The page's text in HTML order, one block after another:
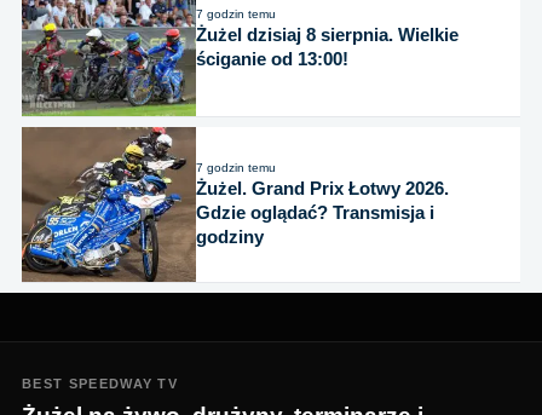
7 godzin temu
Żużel dzisiaj 8 sierpnia. Wielkie
ściganie od 13:00!
7 godzin temu
Żużel. Grand Prix Łotwy 2026.
Gdzie oglądać? Transmisja i
godziny
BEST SPEEDWAY TV